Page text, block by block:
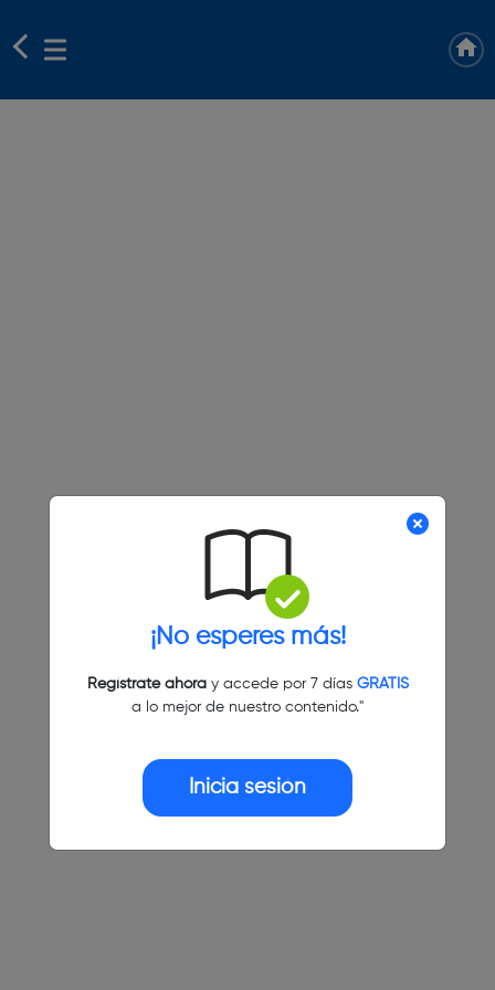
¡No esperes más!
Regístrate ahoray accede por 7 días GRATIS
a lo mejor de nuestro contenido."
Inicia sesión